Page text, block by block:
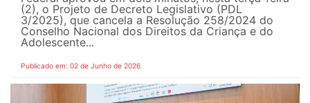
(2), o Projeto de Decreto Legislativo (PDL
3/2025), que cancela a Resolução 258/2024 do
Conselho Nacional dos Direitos da Criança e do
Adolescente...
Publicado em: 02 de Junho de 2026